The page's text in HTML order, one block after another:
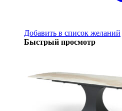
Добавить в список желаний
Быстрый просмотр